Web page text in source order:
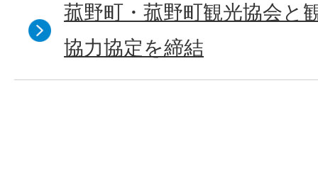
菰野町・菰野町観光協会と
協力協定を締結